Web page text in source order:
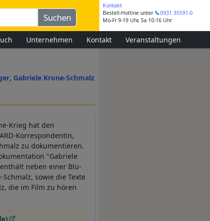
Kontakt
Bestell-Hotline unter
0931 35591-0
Mo-Fr 9-19 Uhr, Sa 10-16 Uhr
Unternehmen Kontakt Veranstaltungen
Gabriele Krone-Schmalz
Krieg hat den
Korrespondentin,
zu dokumentieren.
"Gabriele
neben einer Blu-
sowie die Texte
die im Film zu hören